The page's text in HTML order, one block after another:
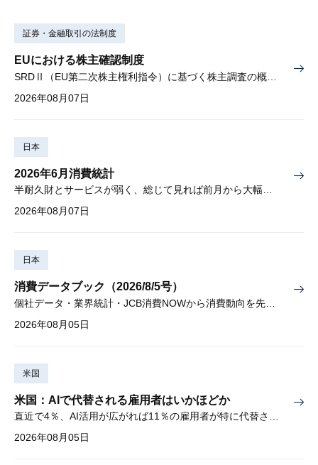
証券・金融取引の法制度
EUにおける株主確認制度
2026年08月07日
日本
2026年6月消費統計
半耐久財とサービスが弱く、総じて見れば前月から大幅に減少
2026年08月07日
日本
消費データブック（2026/8/5号）
2026年08月05日
米国
米国：AIで代替される雇用者はいかほどか
直近で4％、AI活用が広がれば11％の雇用者が特に代替されやすい
2026年08月05日